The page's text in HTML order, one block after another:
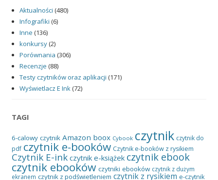
Aktualności (480)
Infografiki (6)
Inne (136)
konkursy(2)
Porównania (306)
Recenzje (88)
Testy czytników oraz aplikacji (171)
Wyświetlacz E Ink(72)
TAGI
6-calowy czytnik Amazon boox Cybook czytnik czytnik do
pdf czytnik e-booków Czytnik e-booków z rysikiem
Czytnik E-ink czytnik e-książek czytnik ebook
czytnik ebooków czytniki ebooków czytnik z dużym
ekranem czytnik z podświetleniem czytnik z rysikiem e-czytnik